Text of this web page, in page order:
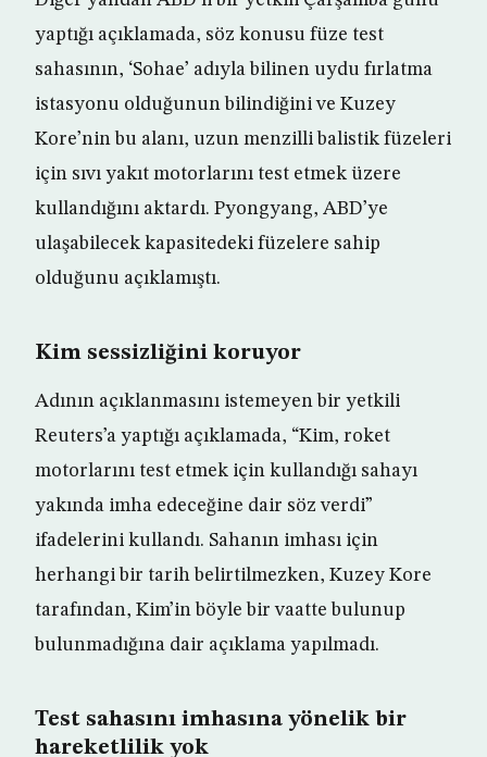
yaptığı açıklamada, söz konusu füze test
sahasının, ‘Sohae’ adıyla bilinen uydu fırlatma
istasyonu olduğunun bilindiğini ve Kuzey
Kore’nin bu alanı, uzun menzilli balistik füzeleri
için sıvı yakıt motorlarını test etmek üzere
kullandığını aktardı. Pyongyang, ABD’ye
ulaşabilecek kapasitedeki füzelere sahip
olduğunu açıklamıştı.
Kim sessizliğini koruyor
Adının açıklanmasını istemeyen bir yetkili
Reuters’a yaptığı açıklamada, “Kim, roket
motorlarını test etmek için kullandığı sahayı
yakında imha edeceğine dair söz verdi”
ifadelerini kullandı. Sahanın imhası için
herhangi bir tarih belirtilmezken, Kuzey Kore
tarafından, Kim’in böyle bir vaatte bulunup
bulunmadığına dair açıklama yapılmadı.
Test sahasını imhasına yönelik bir
hareketlilik yok